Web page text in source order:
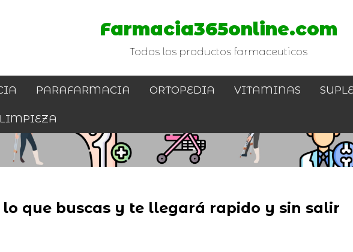
Farmacia365online.com
Todos los productos farmaceuticos
PARAFARMACIA ORTOPEDIA VITAMINAS
LIMPIEZA
lo que buscas y te llegará rapido y sin salir